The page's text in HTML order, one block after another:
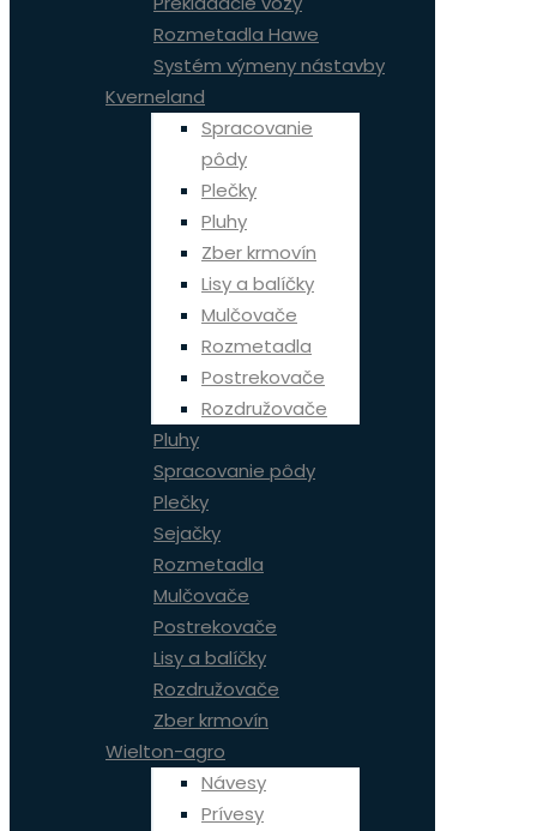
Rozmetadla Hawe
Systém výmeny nástavby
Kverneland
Spracovanie
pôdy
Plečky
Pluhy
Zber krmovín
Lisy a balíčky
Mulčovače
Rozmetadla
Postrekovače
Rozdružovače
Pluhy
Spracovanie pôdy
Plečky
Sejačky
Rozmetadla
Mulčovače
Postrekovače
Lisy a balíčky
Rozdružovače
Zber krmovín
Wielton-agro
Návesy
Prívesy